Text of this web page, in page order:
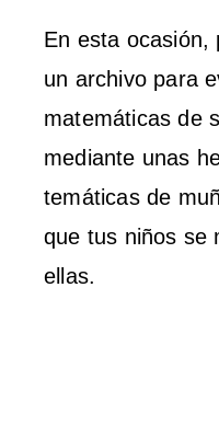
En esta ocasión,
un archivo para
matemáticas de
mediante unas
temáticas de
que tus niños se
ellas.